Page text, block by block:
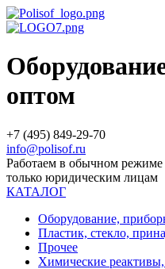
оптом
+7 (495) 849-29-70
info@polisof.ru
Работаем в обычном
только юридическим лицам
КАТАЛОГ
Оборудование,
Пластик, стекло,
Прочее
Химические